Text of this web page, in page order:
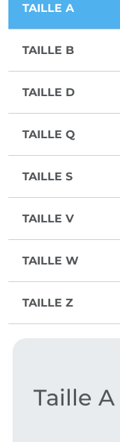
TAILLE A
TAILLE B
TAILLE D
TAILLE Q
TAILLE S
TAILLE V
TAILLE W
TAILLE Z
Taille A